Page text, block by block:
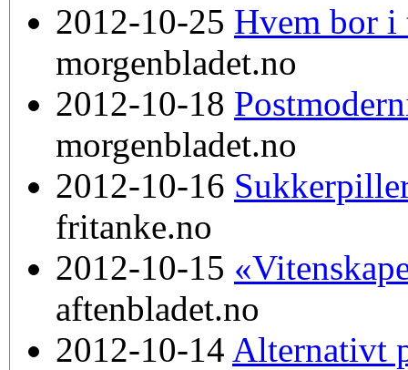
2012-10-25 Hvem bor i
morgenbladet.no
2012-10-18
morgenbladet.no
2012-10-16
fritanke.no
2012-10-15
aftenbladet.no
2012-10-14 Alternativt